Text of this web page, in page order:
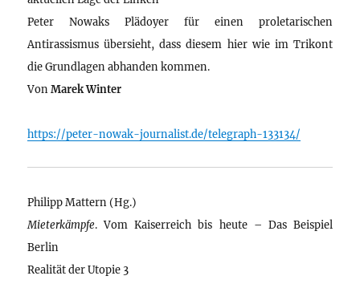
Peter Nowaks Plädoyer für einen proletarischen
Antirassismus übersieht, dass diesem hier wie im Trikont
die Grundlagen abhanden kommen.
VonMarek Winter
https://peter-nowak-journalist.de/telegraph-133134/
Philipp Mattern (Hg.)
Mieterkämpfe. Vom Kaiserreich bis heute – Das Beispiel
Berlin
Realität der Utopie 3